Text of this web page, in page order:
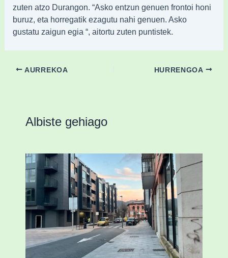
zuten atzo Durangon. “Asko entzun genuen frontoi honi
buruz, eta horregatik ezagutu nahi genuen. Asko
gustatu zaigun egia “, aitortu zuten puntistek.
AURREKOA HURRENGOA
Albiste gehiago
Udal etxebizitza tasatuei buruzko lehen
ordenantza izango du Durangok